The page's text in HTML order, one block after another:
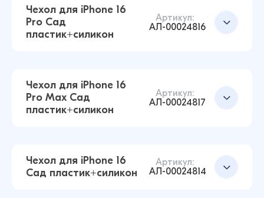
190 ₽
190 ₽
190 ₽
Чехол для iPhone 16
Pro Сад
пластик+силикон
Артикул:
АЛ-00024816
Чехол для iPhone 16
Pro Max Сад
пластик+силикон
Артикул:
АЛ-00024817
Чехол для iPhone 16
Сад пластик+силикон
Артикул:
АЛ-00024814